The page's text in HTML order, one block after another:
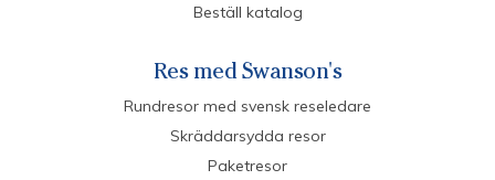
Beställ katalog
Res med Swanson's
Rundresor med svensk reseledare
Skräddarsydda resor
Paketresor